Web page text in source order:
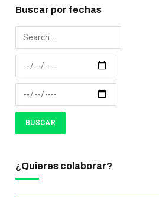
Buscar por fechas
¿Quieres colaborar?